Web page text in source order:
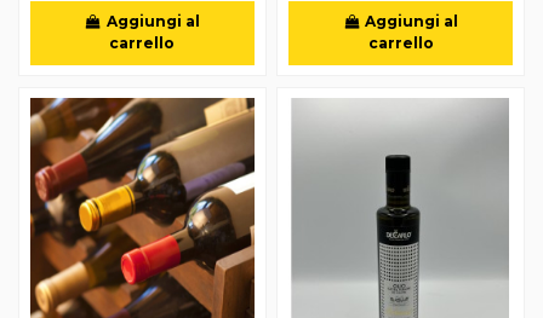
Aggiungi al
carrello
Aggiungi al
carrello